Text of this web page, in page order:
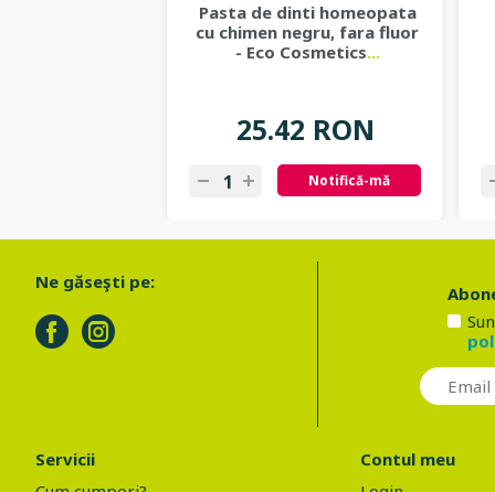
Pasta de dinti homeopata
cu chimen negru, fara fluor
- Eco Cosmetics...
25.42 RON
Notifică-mă
Ne găseşti pe:
Servicii
Contul meu